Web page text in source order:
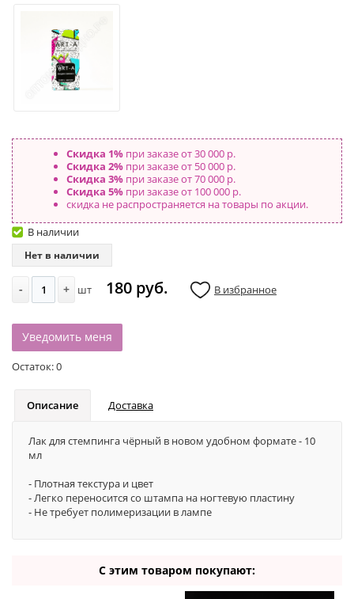
Скидка 1%при заказе от 30 000 р.
Скидка 2%при заказе от 50 000 р.
Скидка 3%при заказе от 70 000 р.
Скидка 5%при заказе от 100 000 р.
скидка не распространяется на товары по акции.
В наличии
Нет в наличии
- + шт 180 руб. В избранное
Уведомить меня
Остаток:0
Описание Доставка
Лак для стемпинга чёрный в новом удобном формате - 10
мл
- Плотная текстура и цвет
- Легко переносится со штампа на ногтевую пластину
- Не требует полимеризации в лампе
С этим товаром покупают: